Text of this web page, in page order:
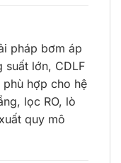
pháp bơm áp
suất lớn, CDLF
hợp cho hệ
lọc RO, lò
quy mô